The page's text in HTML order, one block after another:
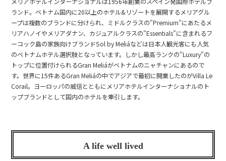
ランド。ベトナム国内に20以上のホテル&リゾートを展開するメリアグル
ープは複数のブランドに分けられ、ミドルクラスの"Premium"にあたるメ
リアハノイやメリアダナン、カジュアルクラスの"Essentials"に含まれるフ
ーコック島の家族向けブランドSol by Meliáなどは日本人観光客にも人気
のベトナムホテル選択肢となっています。しかし最高ランクの"Luxury"の
トップに位置付けられるGran Meliáがベトナムのニャチャンにあるので
す。世界に15件あるGran Meliáの中でアジアで最初に開業したのがVilla Le
Corail。ヨーロッパの威信とともにメリアホテルインターナショナルのト
ップブランドとして国内のホテルを牽引します。
A life well lived